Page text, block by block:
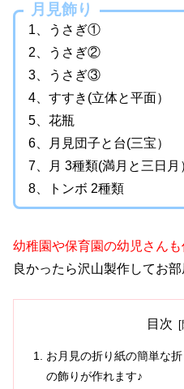
月見飾り
1、うさぎ①
2、うさぎ②
3、うさぎ③
4、すすき(立体と平面）
5、花瓶
6、月見団子と台(三宝）
7、月 3種類(満月と三日月
8、トンボ 2種類
幼稚園や保育園の幼児さん
良かったら沢山製作してお
目次
お月見の折り紙の簡単な
の飾りが作れます♪